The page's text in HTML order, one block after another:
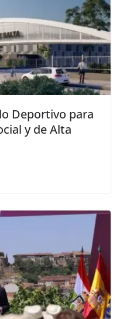
Deportivo para
y de Alta